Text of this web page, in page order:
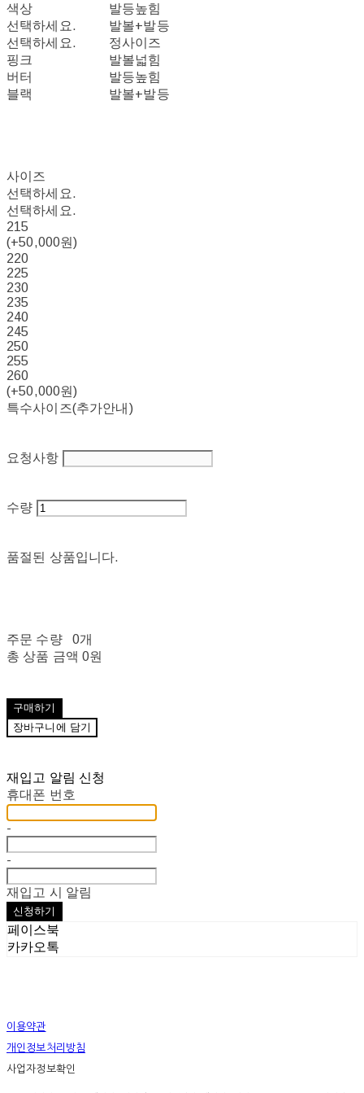
색상
선택하세요.
선택하세요.
핑크
버터
블랙
발등높힘
발볼+발등
정사이즈
발볼넓힘
발등높힘
발볼+발등
사이즈
선택하세요.
선택하세요.
215
(+50,000원)
220
225
230
235
240
245
250
255
260
(+50,000원)
특수사이즈(추가안내)
요청사항
수량
품절된 상품입니다.
주문 수량
0개
총 상품 금액 0원
구매하기
장바구니에 담기
재입고 알림 신청
휴대폰 번호
-
-
재입고 시 알림
신청하기
페이스북
카카오톡
이용약관
개인정보처리방침
사업자정보확인